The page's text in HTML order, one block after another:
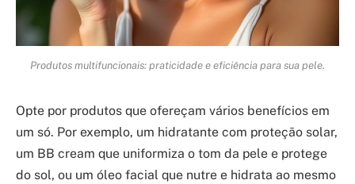
Produtos multifuncionais: praticidade e eficiência para sua pele.
Opte por produtos que ofereçam vários benefícios em
um só. Por exemplo, um hidratante com proteção solar,
um BB cream que uniformiza o tom da pele e protege
do sol, ou um óleo facial que nutre e hidrata ao mesmo